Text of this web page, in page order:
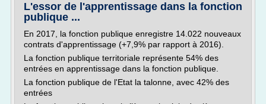
L'essor de l'apprentissage dans la fonction
publique ...
En 2017, la fonction publique enregistre 14.022 nouveaux
contrats d'apprentissage (+7,9% par rapport à 2016).
La fonction publique territoriale représente 54% des
entrées en apprentissage dans la fonction publique.
La fonction publique de l'Etat la talonne, avec 42% des
entrées